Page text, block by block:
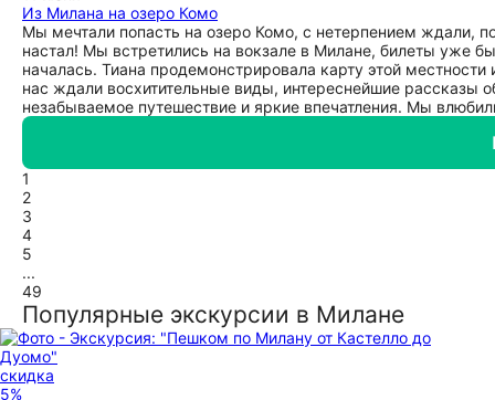
Из Милана на озеро Комо
Мы мечтали попасть на озеро Комо, с нетерпением ждали,
настал! Мы встретились на вокзале в Милане, билеты уже
началась. Тиана продемонстрировала карту этой
нас ждали восхитительные виды, интереснейшие рассказы
незабываемое путешествие и яркие впечатления. Мы
1
2
3
4
5
...
49
Популярные экскурсии в Милане
скидка
5%